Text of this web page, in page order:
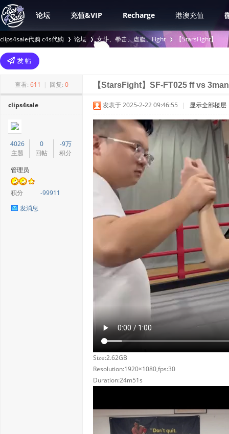
论坛 充值&VIP Recharge 港澳充值
clips4sale代购 c4s代购
>
论坛 女斗、拳击、虐腹、Fight
›
【StarsFight】
查看: 611 | 回复: 0 【StarsFight】SF-FT025 ff vs 3man
clips4sale
4026
主题
0
回帖
-9万
积分
管理员
积分
-99911
发消息
发表于 2025-2-22 09:46:55 | 显示全部楼层
Size:2.62GB
Resolution:1920×1080,fps:30
Duration:24m51s